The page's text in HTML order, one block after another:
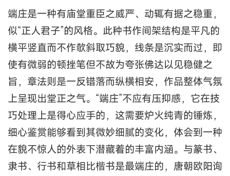
端庄是一种有庙堂重臣之威严、动辄有据之稳重，
似“正人君子”的风格。此种书作间架结构是平凡的
横平竖直而不作欹斜取巧貌，线条是沉实而过，即
使有微弱的顿挫笔但不故为夸张佛达以见稳健之
旨，章法则是一反错落而纵横相安，作品整体气氛
上呈现出堂正之气。“端庄”不应有压抑感，它在技
巧处理上是得心应手的，这需要炉火纯青的锤炼，
细心鉴赏能够看到其微妙细腻的变化，体会到一种
在貌不惊人的外表下潜藏着的丰富内涵。与篆书、
隶书、行书和草相比楷书是最端庄的，唐朝欧阳询